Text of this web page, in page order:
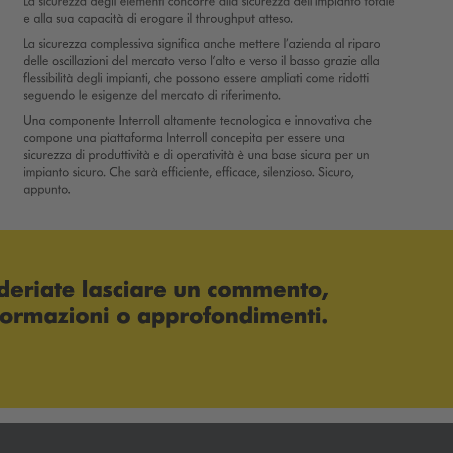
e alla sua capacità di erogare il throughput atteso.
La sicurezza complessiva significa anche mettere l’azienda al riparo
delle oscillazioni del mercato verso l’alto e verso il basso grazie alla
flessibilità degli impianti, che possono essere ampliati come ridotti
seguendo le esigenze del mercato di riferimento.
Una componente Interroll altamente tecnologica e innovativa che
compone una piattaforma Interroll concepita per essere una
sicurezza di produttività e di operatività è una base sicura per un
impianto sicuro. Che sarà efficiente, efficace, silenzioso. Sicuro,
appunto.
lasciare un commento,
o approfondimenti.